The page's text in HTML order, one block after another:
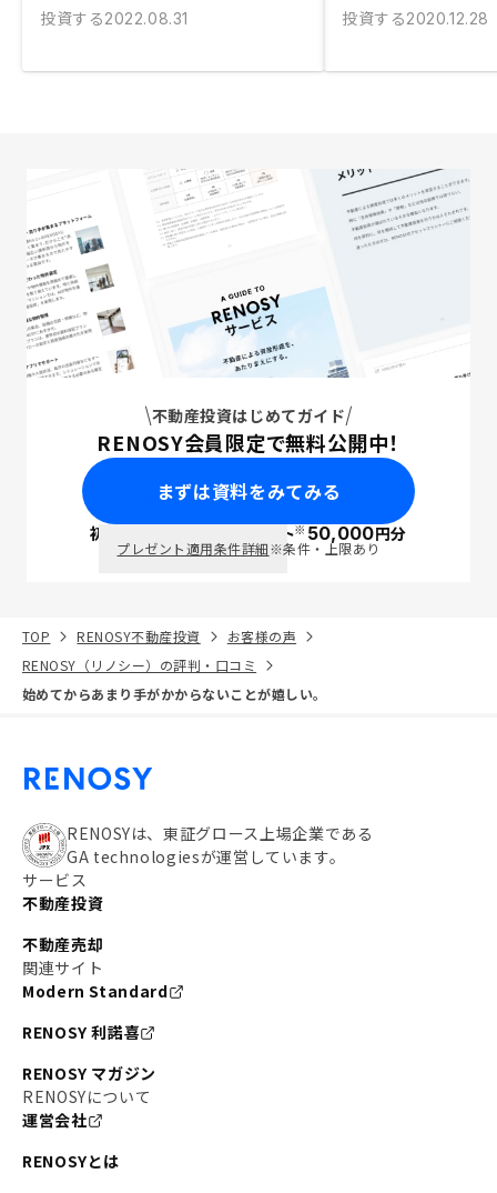
投資する2022.08.31
投資する2020.12.28
不動産投資はじめてガイド
RENOSY会員限定で無料公開中！
まずは資料をみてみる
初回面談で ポイント※50,000円分
プレゼント適用条件詳細※条件・上限あり
TOP RENOSY不動産投資
お客様の声
RENOSY（リノシー）の評判・口コミ
始めてからあまり手がかからないことが嬉しい。
RENOSYは、東証グロース上場企業である
GA technologiesが運営しています。
サービス
不動産投資
不動産売却
関連サイト
Modern Standard
RENOSY 利諾喜
RENOSY マガジン
RENOSYについて
運営会社
RENOSYとは